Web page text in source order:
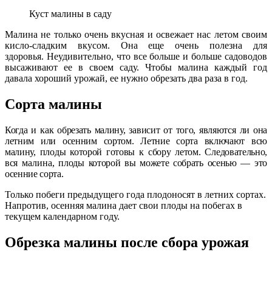
Куст малины в саду
Малина не только очень вкусная и освежает нас летом своим
кисло-сладким вкусом. Она еще очень полезна для
здоровья. Неудивительно, что все больше и больше садоводов
высаживают ее в своем саду. Чтобы малина каждый год
давала хороший урожай, ее нужно обрезать два раза в год.
Сорта малины
Когда и как обрезать малину, зависит от того, являются ли она
летним или осенним сортом.Летние сорта включают всю
малину, плоды которой готовы к сбору летом.Следовательно,
вся малина, плоды которой вы можете собрать осенью — это
осенние сорта.
Только побеги предыдущего года плодоносят в летних сортах.
Напротив, осенняя малина дает свои плоды на побегах в
текущем календарном году.
Обрезка малины после сбора урожая